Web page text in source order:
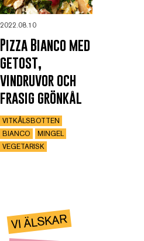
2022.08.10
Pizza Bianco med
getost,
vindruvor och
frasig grönkål
VITKÅLSBOTTEN
BIANCO
MINGEL
VEGETARISK
VI ÄLSKAR